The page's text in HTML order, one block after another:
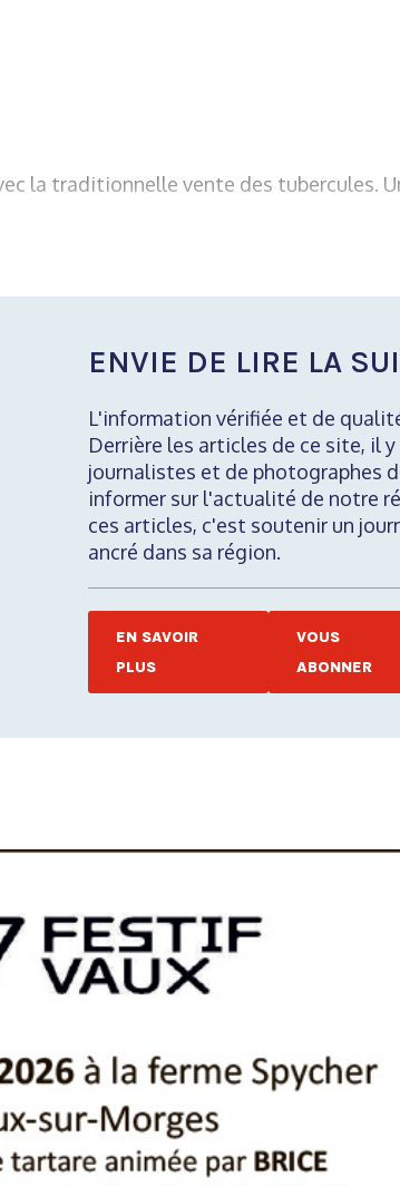
la traditionnelle vente des tubercules.
ENVIE DE LIRE LA
L'information vérifiée et de
Derrière les articles de ce site, il y
journalistes et de photographes
informer sur l'actualité de notre
ces articles, c'est soutenir un
ancré dans sa région.
EN SAVOIR
PLUS
VOUS
ABONNER